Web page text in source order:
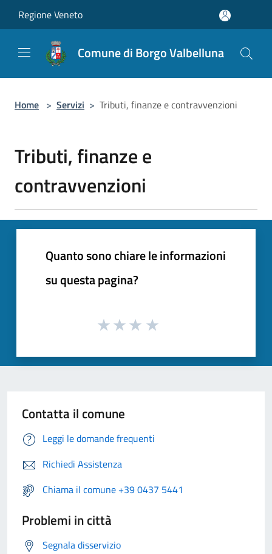
Regione Veneto
Comune di Borgo Valbelluna
Home > Servizi > Tributi, finanze e contravvenzioni
Tributi, finanze e
contravvenzioni
Quanto sono chiare le informazioni
su questa pagina?
Contatta il comune
Leggi le domande frequenti
Richiedi Assistenza
Chiama il comune +39 0437 5441
Problemi in città
Segnala disservizio